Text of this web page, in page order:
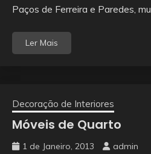
Paços de Ferreira e Paredes,
Ler Mais
Decoração de Interiores
Móveis de Quarto
1 de Janeiro, 2013 admin